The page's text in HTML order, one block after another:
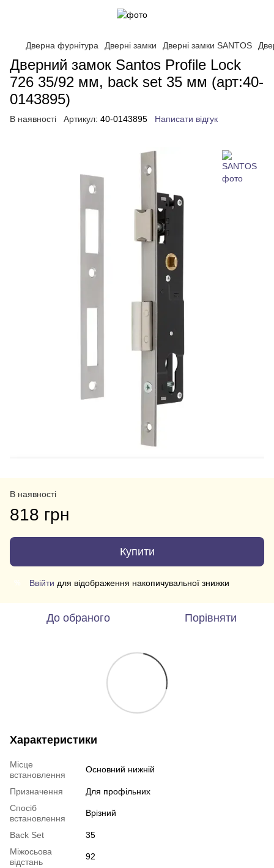
Дверна фурнітура Дверні замки Дверні замки SANTOS
Дверний замок Santos Profile Lock
726 35/92 мм, back set 35 мм (арт:40-
0143895)
В наявності Артикул: 40-0143895 Написати відгук
В наявності
818 грн
Купити
Ввійти для відображення накопичувальної знижки
До обраного Порівняти
Характеристики
Місце
встановлення
Основний нижній
Призначення
Для профільних
Спосіб
встановлення
Врізний
Back Set
35
Міжосьова
відстань
92